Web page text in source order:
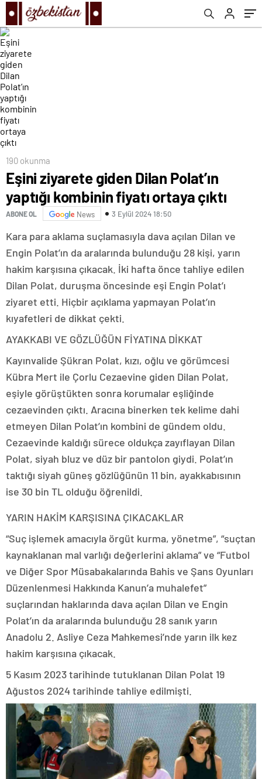
190 okunma
Eşini ziyarete giden Dilan Polat’ın
yaptığı kombinin fiyatı ortaya çıktı
ABONE OL News 3 Eylül 2024 18:50
Kara para aklama suçlamasıyla dava açılan Dilan ve
Engin Polat’ın da aralarında bulunduğu 28 kişi, yarın
hakim karşısına çıkacak. İki hafta önce tahliye edilen
Dilan Polat, duruşma öncesinde eşi Engin Polat’ı
ziyaret etti. Hiçbir açıklama yapmayan Polat’ın
kıyafetleri de dikkat çekti.
AYAKKABI VE GÖZLÜĞÜN FİYATINA DİKKAT
Kayınvalide Şükran Polat, kızı, oğlu ve görümcesi
Kübra Mert ile Çorlu Cezaevine giden Dilan Polat,
eşiyle görüştükten sonra korumalar eşliğinde
cezaevinden çıktı. Aracına binerken tek kelime dahi
etmeyen Dilan Polat’ın kombini de gündem oldu.
Cezaevinde kaldığı sürece oldukça zayıflayan Dilan
Polat, siyah bluz ve düz bir pantolon giydi. Polat’ın
taktığı siyah güneş gözlüğünün 11 bin, ayakkabısının
ise 30 bin TL olduğu öğrenildi.
YARIN HAKİM KARŞISINA ÇIKACAKLAR
“Suç işlemek amacıyla örgüt kurma, yönetme”, “suçtan
kaynaklanan mal varlığı değerlerini aklama” ve “Futbol
ve Diğer Spor Müsabakalarında Bahis ve Şans Oyunları
Düzenlenmesi Hakkında Kanun’a muhalefet”
suçlarından haklarında dava açılan Dilan ve Engin
Polat’ın da aralarında bulunduğu 28 sanık yarın
Anadolu 2. Asliye Ceza Mahkemesi’nde yarın ilk kez
hakim karşısına çıkacak.
5 Kasım 2023 tarihinde tutuklanan Dilan Polat 19
Ağustos 2024 tarihinde tahliye edilmişti.